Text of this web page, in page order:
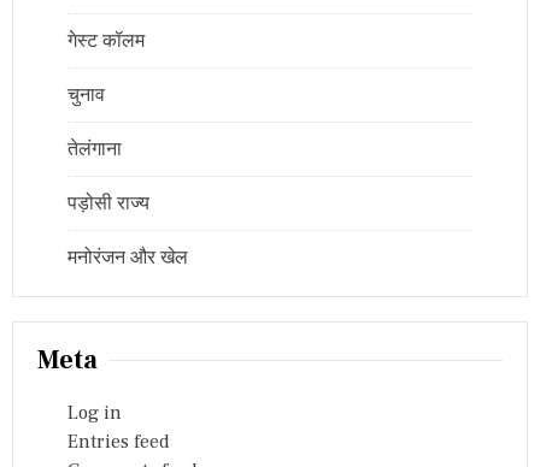
गेस्ट कॉलम
चुनाव
तेलंगाना
पड़ोसी राज्य
मनोरंजन और खेल
Meta
Log in
Entries feed